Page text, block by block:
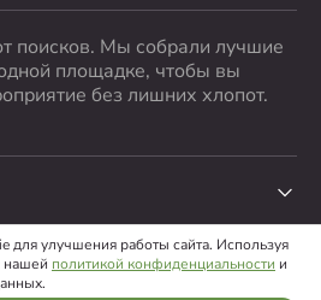
поисков. Мы собрали лучшие
площадке, чтобы вы
без лишних хлопот.
“Банкейт”
улучшения работы сайта. Используя
нашей политикой конфиденциальности и